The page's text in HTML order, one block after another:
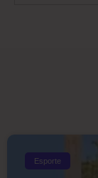
Esporte